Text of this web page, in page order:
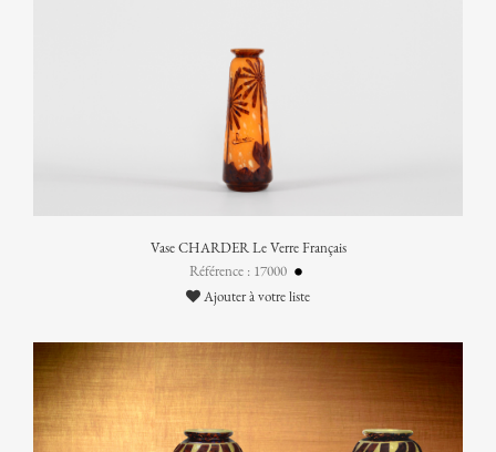
Vase CHARDER Le Verre Français
Référence : 17000
Ajouter à votre liste